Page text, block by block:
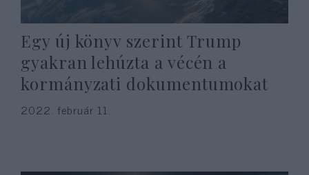
Egy új könyv szerint Trump
gyakran lehúzta a vécén a
kormányzati dokumentumokat
2022. február 11.